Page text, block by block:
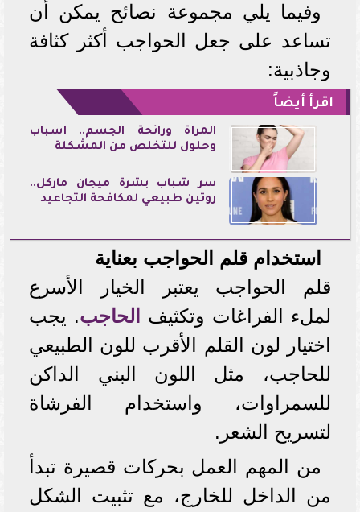
وفيما يلي مجموعة نصائح يمكن أن
تساعد على جعل الحواجب أكثر كثافة
وجاذبية:
اقرأ أيضاً
المرأة ورائحة الجسم.. أسباب
وحلول للتخلص من المشكلة
سر شباب بشرة ميجان ماركل..
روتين طبيعي لمكافحة التجاعيد
استخدام قلم الحواجب بعناية
قلم الحواجب يعتبر الخيار الأسرع
لملء الفراغات وتكثيف
الحاجب. يجب
اختيار لون القلم الأقرب للون الطبيعي
للحاجب، مثل اللون البني الداكن
للسمراوات، واستخدام الفرشاة
لتسريح الشعر.
من المهم العمل بحركات قصيرة تبدأ
من الداخل للخارج، مع تثبيت الشكل